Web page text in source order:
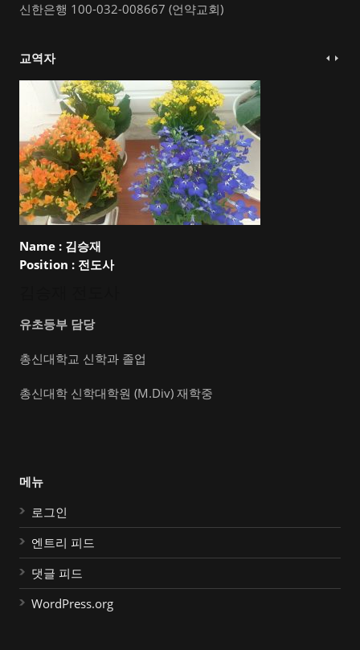
신한은행 100-032-008667 (언약교회)
교역자
Name : 김승재
Position : 전도사
유초등부 담당
총신대학교 신학과 졸업
총신대학 신학대학원 (M.Div) 재학중
메뉴
로그인
엔트리 피드
댓글 피드
WordPress.org